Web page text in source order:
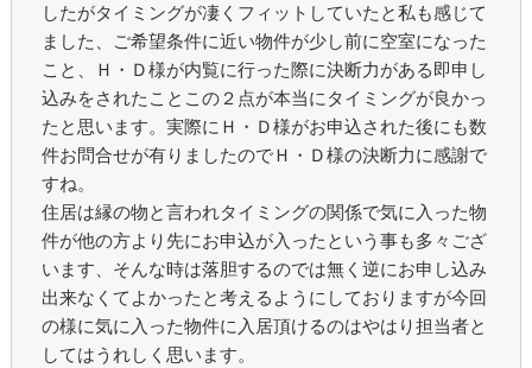
したがタイミングが凄くフィットしていたと私も感じて
ました、ご希望条件に近い物件が少し前に空室になった
こと、Ｈ・Ｄ様が内覧に行った際に決断力がある即申し
込みをされたことこの２点が本当にタイミングが良かっ
たと思います。実際にＨ・Ｄ様がお申込された後にも数
件お問合せが有りましたのでＨ・Ｄ様の決断力に感謝で
すね。
住居は縁の物と言われタイミングの関係で気に入った物
件が他の方より先にお申込が入ったという事も多々ござ
います、そんな時は落胆するのでは無く逆にお申し込み
出来なくてよかったと考えるようにしておりますが今回
の様に気に入った物件に入居頂けるのはやはり担当者と
してはうれしく思います。